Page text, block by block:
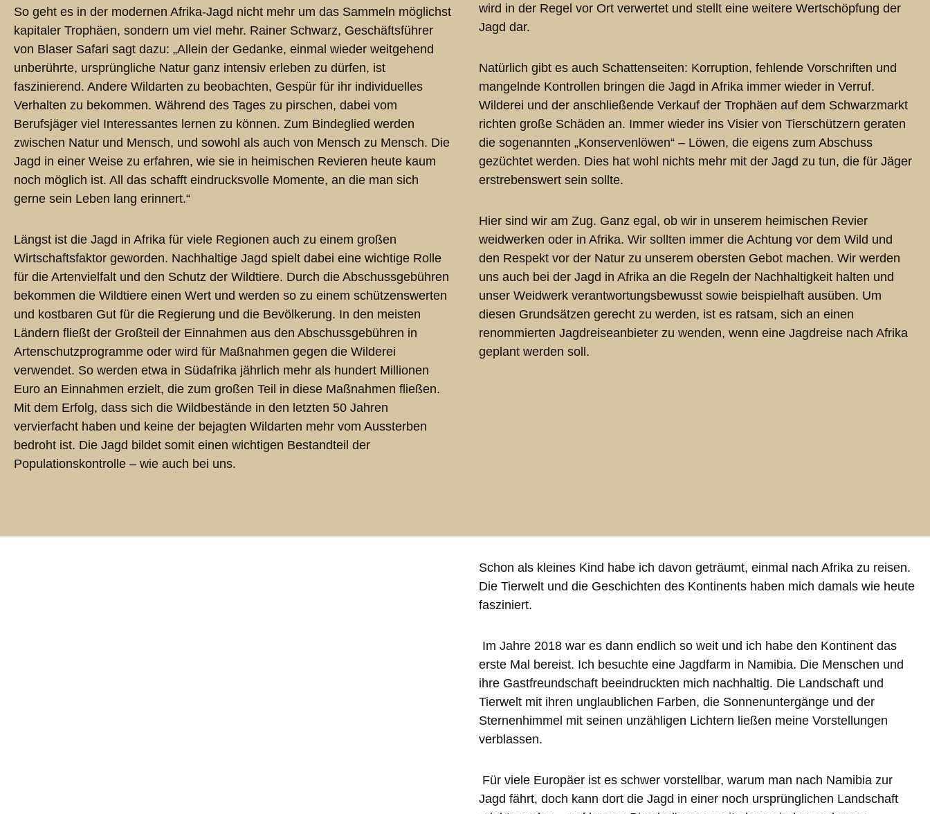
So geht es in der modernen Afrika-Jagd nicht mehr um das Sammeln möglichst
kapitaler Trophäen, sondern um viel mehr. Rainer Schwarz, Geschäftsführer
von Blaser Safari sagt dazu: „Allein der Gedanke, einmal wieder weitgehend
unberührte, ursprüngliche Natur ganz intensiv erleben zu dürfen, ist
faszinierend. Andere Wildarten zu beobachten, Gespür für ihr individuelles
Verhalten zu bekommen. Während des Tages zu pirschen, dabei vom
Berufsjäger viel Interessantes lernen zu können. Zum Bindeglied werden
zwischen Natur und Mensch, und sowohl als auch von Mensch zu Mensch. Die
Jagd in einer Weise zu erfahren, wie sie in heimischen Revieren heute kaum
noch möglich ist. All das schafft eindrucksvolle Momente, an die man sich
gerne sein Leben lang erinnert.“
Längst ist die Jagd in Afrika für viele Regionen auch zu einem großen
Wirtschaftsfaktor geworden. Nachhaltige Jagd spielt dabei eine wichtige Rolle
für die Artenvielfalt und den Schutz der Wildtiere. Durch die Abschussgebühren
bekommen die Wildtiere einen Wert und werden so zu einem schützenswerten
und kostbaren Gut für die Regierung und die Bevölkerung. In den meisten
Ländern fließt der Großteil der Einnahmen aus den Abschussgebühren in
Artenschutzprogramme oder wird für Maßnahmen gegen die Wilderei
verwendet. So werden etwa in Südafrika jährlich mehr als hundert Millionen
Euro an Einnahmen erzielt, die zum großen Teil in diese Maßnahmen fließen.
Mit dem Erfolg, dass sich die Wildbestände in den letzten 50 Jahren
vervierfacht haben und keine der bejagten Wildarten mehr vom Aussterben
bedroht ist. Die Jagd bildet somit einen wichtigen Bestandteil der
Populationskontrolle – wie auch bei uns.
wird in der Regel vor Ort verwertet und stellt eine weitere Wertschöpfung der
Jagd dar.
Natürlich gibt es auch Schattenseiten: Korruption, fehlende Vorschriften und
mangelnde Kontrollen bringen die Jagd in Afrika immer wieder in Verruf.
Wilderei und der anschließende Verkauf der Trophäen auf dem Schwarzmarkt
richten große Schäden an. Immer wieder ins Visier von Tierschützern geraten
die sogenannten „Konservenlöwen“ – Löwen, die eigens zum Abschuss
gezüchtet werden. Dies hat wohl nichts mehr mit der Jagd zu tun, die für Jäger
erstrebenswert sein sollte.
Hier sind wir am Zug. Ganz egal, ob wir in unserem heimischen Revier
weidwerken oder in Afrika. Wir sollten immer die Achtung vor dem Wild und
den Respekt vor der Natur zu unserem obersten Gebot machen. Wir werden
uns auch bei der Jagd in Afrika an die Regeln der Nachhaltigkeit halten und
unser Weidwerk verantwortungsbewusst sowie beispielhaft ausüben. Um
diesen Grundsätzen gerecht zu werden, ist es ratsam, sich an einen
renommierten Jagdreiseanbieter zu wenden, wenn eine Jagdreise nach Afrika
geplant werden soll.
Schon als kleines Kind habe ich davon geträumt, einmal nach Afrika zu reisen.
Die Tierwelt und die Geschichten des Kontinents haben mich damals wie heute
fasziniert.
Im Jahre 2018 war es dann endlich so weit und ich habe den Kontinent das
erste Mal bereist. Ich besuchte eine Jagdfarm in Namibia. Die Menschen und
ihre Gastfreundschaft beeindruckten mich nachhaltig. Die Landschaft und
Tierwelt mit ihren unglaublichen Farben, die Sonnenuntergänge und der
Sternenhimmel mit seinen unzähligen Lichtern ließen meine Vorstellungen
verblassen.
Für viele Europäer ist es schwer vorstellbar, warum man nach Namibia zur
Jagd fährt, doch kann dort die Jagd in einer noch ursprünglichen Landschaft